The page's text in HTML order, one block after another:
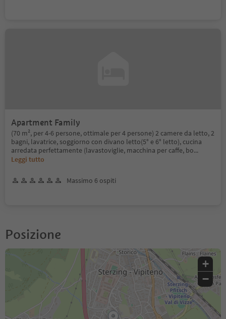
Apartment Family
(70 m², per 4-6 persone, ottimale per 4 persone) 2 camere da letto, 2
bagni, lavatrice, soggiorno con divano letto(5° e 6° letto), cucina
arredata perfettamente (lavastoviglie, macchina per caffe, bo...
Leggi tutto
Massimo 6 ospiti
Posizione
+
−